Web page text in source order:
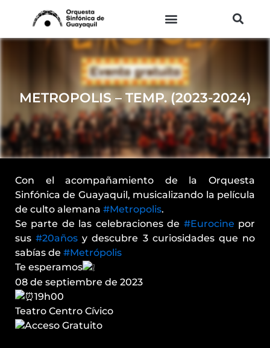
contenido
METROPOLIS – TEMP. (2023-2024)
Con el acompañamiento de la Orquesta
Sinfónica de Guayaquil, musicalizando la película
de culto alemana #Metropolis.
Se parte de las celebraciones de #Eurocine por
sus#20años y descubre 3 curiosidades que no
sabías de #Metrópolis
Te esperamos
08 de septiembre de 2023
19h00
Teatro Centro Cívico
Acceso Gratuito